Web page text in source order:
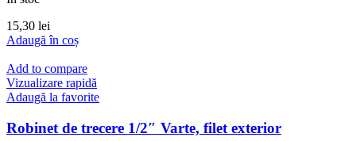
15,30 lei
Adaugă în coș
Add to compare
Vizualizare rapidă
Adaugă la favorite
Robinet de trecere 1/2″ Varte, filet exterior